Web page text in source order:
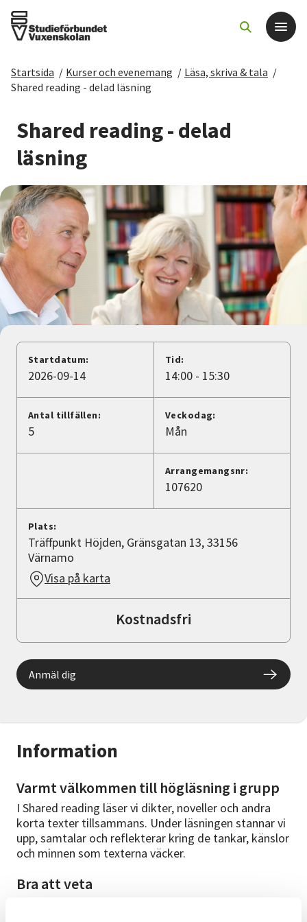
Det här gör vi
För dig som
Sök kurser och evenemang
Om SV
Starta studiecirkel
Cirkelledare
Nyheter
Avdelningar
Lyssna
Startsida / Kurser och evenemang / Läsa, skriva & tala /
Shared reading - delad läsning
Shared reading - delad
läsning
Information
Varmt välkommen till högläsning i grupp
I Shared reading läser vi dikter, noveller och andra
korta texter tillsammans. Under läsningen stannar vi
upp, samtalar och reflekterar kring de tankar, känslor
och minnen som texterna väcker.
Bra att veta
Startdatum:
2026-09-14
Tid:
14:00 - 15:30
Antal tillfällen:
5
Veckodag:
Mån
Arrangemangsnr:
107620
Plats:
Träffpunkt Höjden, Gränsgatan 13, 33156
Värnamo
Visa på karta
Kostnadsfri
Anmäl dig